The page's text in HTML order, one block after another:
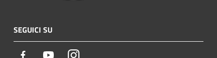
SEGUICI SU
Facebook YoutubeInstagram